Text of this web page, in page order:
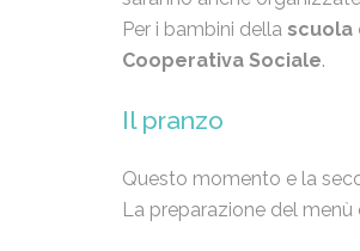
Per i bambini della scuola
Cooperativa Sociale.
Il pranzo
Questo momento e la
La preparazione del menù